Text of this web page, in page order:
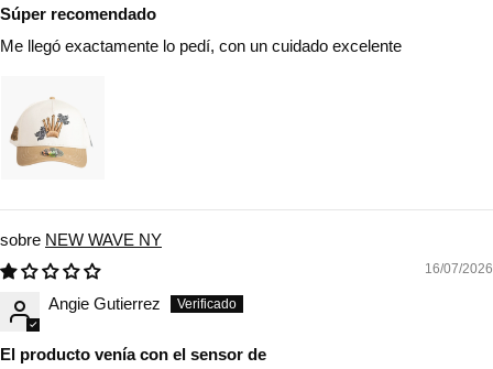
Súper recomendado
Me llegó exactamente lo pedí, con un cuidado excelente
NEW WAVE NY
16/07/2026
Angie Gutierrez
El producto venía con el sensor de